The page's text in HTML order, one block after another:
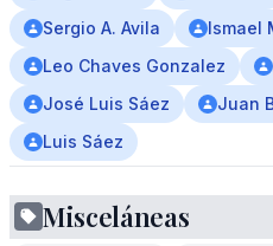
Sergio A. Avila
Ismael
Leo Chaves Gonzalez
José Luis Sáez
Juan
Luis Sáez
Misceláneas